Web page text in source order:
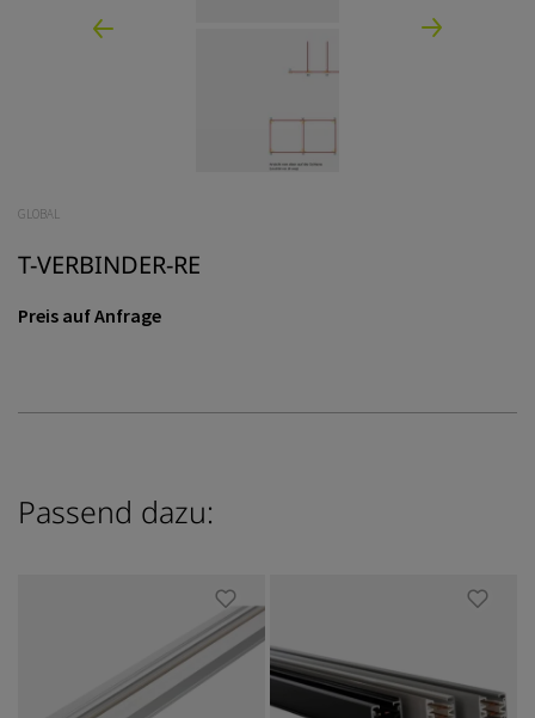
GLOBAL
T-VERBINDER-RE
Preis auf Anfrage
Passend dazu: